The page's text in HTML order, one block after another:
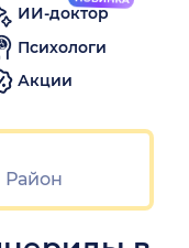
ИИ-доктор
Психологи
Акции